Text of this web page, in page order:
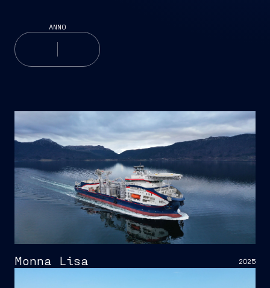
2025
Monna Lisa
ANNO